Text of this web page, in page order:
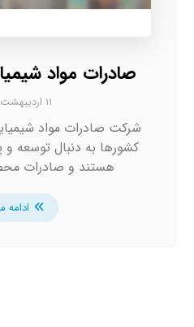
صادرات مواد
۱۱ اردیبهشت، ۱۴۰۳
شرکت صادرات مواد
کشورها به دنبال توسعه
هستند و صادرات